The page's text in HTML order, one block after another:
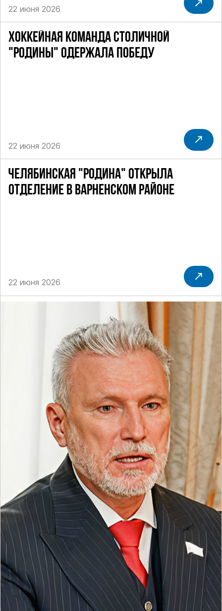
22 июня 2026
ХОККЕЙНАЯ КОМАНДА СТОЛИЧНОЙ
"РОДИНЫ" ОДЕРЖАЛА ПОБЕДУ
22 июня 2026
ЧЕЛЯБИНСКАЯ "РОДИНА" ОТКРЫЛА
ОТДЕЛЕНИЕ В ВАРНЕНСКОМ РАЙОНЕ
22 июня 2026